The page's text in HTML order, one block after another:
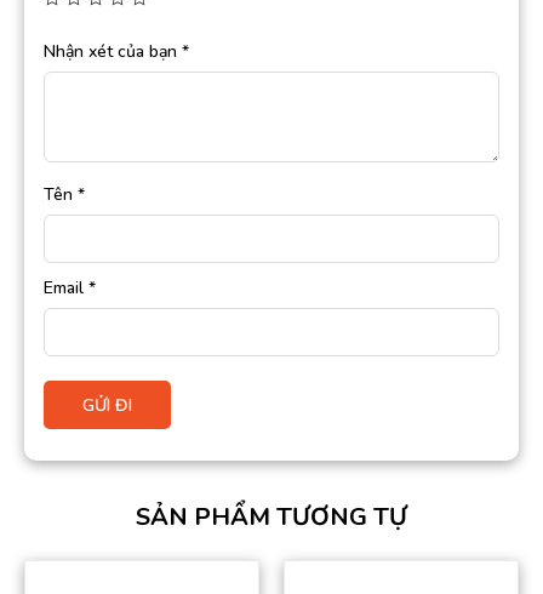
Nhận xét của bạn *
Tên *
Email *
SẢN PHẨM TƯƠNG TỰ